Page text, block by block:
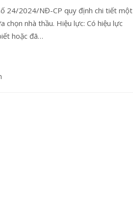
24/2024/NĐ-CP quy định chi tiết một
chọn nhà thầu. Hiệu lực: Có hiệu lực
hoặc đã…